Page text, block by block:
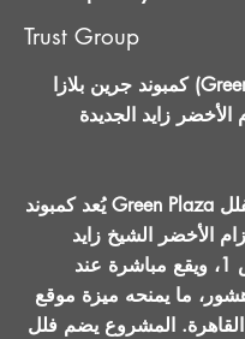
Trust Group
كمبوند جرين بلازا (Green Plaza) – فلل
الأخضر زايد الجديدة
يُعد كمبوند Green Plaza أحد تجمعات الفلل
الأخضر الشيخ زايد
الجديدة – حوض 1، ويقع مباشرة عند
ما يمنحه ميزة موقع
المشروع يضم فلل